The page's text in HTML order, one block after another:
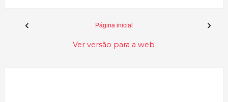
‹ ›
Página inicial
Ver versão para a web